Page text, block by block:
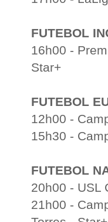
FUTEBOL
16h00 -
Star+
FUTEBOL
12h00 -
15h30 -
FUTEBOL
20h00 - USL
21h00 -